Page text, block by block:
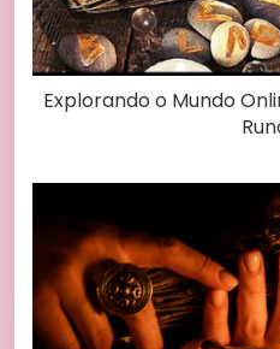
Explorando o Mundo